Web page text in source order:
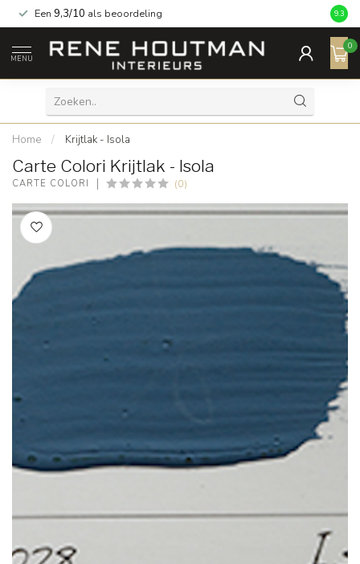
Een 9,3/10 als beoordeling 9.3
MENU
0
Home / Krijtlak - Isola
Carte Colori Krijtlak - Isola
CARTE COLORI (0)